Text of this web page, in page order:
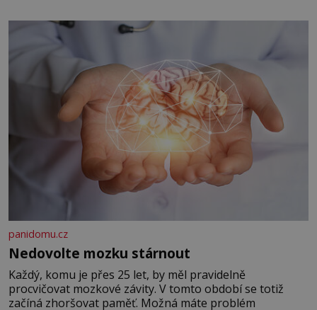
panidomu.cz
Nedovolte mozku stárnout
Každý, komu je přes 25 let, by měl pravidelně
procvičovat mozkové závity. V tomto období se totiž
začíná zhoršovat paměť. Možná máte problém